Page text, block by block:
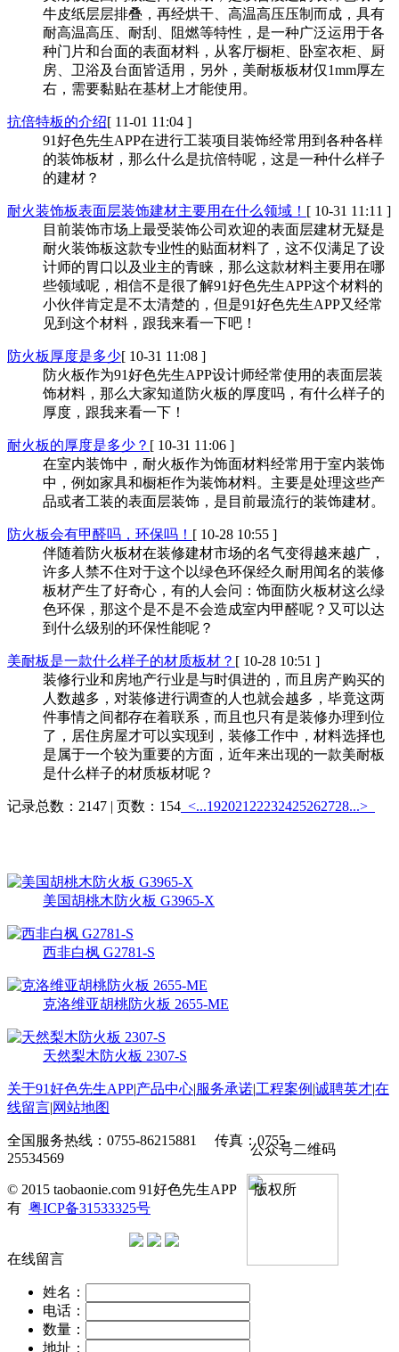
牛皮纸层层排叠，再经烘干、高温高压压制而成，具有
耐高温高压、耐刮、阻燃等特性，是一种广泛运用于各
种门片和台面的表面材料，从客厅橱柜、卧室衣柜、厨
房、卫浴及台面皆适用，另外，美耐板板材仅1mm厚左
右，需要黏贴在基材上才能使用。
抗倍特板的介绍[ 11-01 11:04 ]
91好色先生APP在进行工装项目装饰经常用到各种各样
的装饰板材，那么什么是抗倍特呢，这是一种什么样子
的建材？
耐火装饰板表面层装饰建材主要用在什么领域！ [ 10-31 11:11 ]
目前装饰市场上最受装饰公司欢迎的表面层建材无疑是
耐火装饰板这款专业性的贴面材料了，这不仅满足了设
计师的胃口以及业主的青睐，那么这款材料主要用在哪
些领域呢，相信不是很了解91好色先生APP这个材料的
小伙伴肯定是不太清楚的，但是91好色先生APP又经常
见到这个材料，跟我来看一下吧！
防火板厚度是多少[ 10-31 11:08 ]
防火板作为91好色先生APP设计师经常使用的表面层装
饰材料，那么大家知道防火板的厚度吗，有什么样子的
厚度，跟我来看一下！
耐火板的厚度是多少？ [ 10-31 11:06 ]
在室内装饰中，耐火板作为饰面材料经常用于室内装饰
中，例如家具和橱柜作为装饰材料。主要是处理这些产
品或者工装的表面层装饰，是目前最流行的装饰建材。
防火板会有甲醛吗，环保吗！ [ 10-28 10:55 ]
伴随着防火板材在装修建材市场的名气变得越来越广，
许多人禁不住对于这个以绿色环保经久耐用闻名的装修
板材产生了好奇心，有的人会问：饰面防火板材这么绿
色环保，那这个是不是不会造成室内甲醛呢？又可以达
到什么级别的环保性能呢？
美耐板是一款什么样子的材质板材？ [ 10-28 10:51 ]
装修行业和房地产行业是与时俱进的，而且房产购买的
人数越多，对装修进行调查的人也就会越多，毕竟这两
件事情之间都存在着联系，而且也只有是装修办理到位
了，居住房屋才可以实现到，装修工作中，材料选择也
是属于一个较为重要的方面，近年来出现的一款美耐板
是什么样子的材质板材呢？
记录总数：2147 | 页数：154 <...192021 22232425262728...>
美国胡桃木防火板 G3965-X
西非白枫 G2781-S
克洛维亚胡桃防火板 2655-ME
天然梨木防火板 2307-S
关于91好色先生APP|产品中心|服务承诺|工程案例 |诚聘英才|在
线留言|网站地图
公众号二维码
全国服务热线：0755-86215881 传真：0755-
25534569
© 2015 taobaonie.com 91好色先生APP 版权所
有 粤ICP备31533325号
在线留言
姓名：
电话：
数量：
地址：